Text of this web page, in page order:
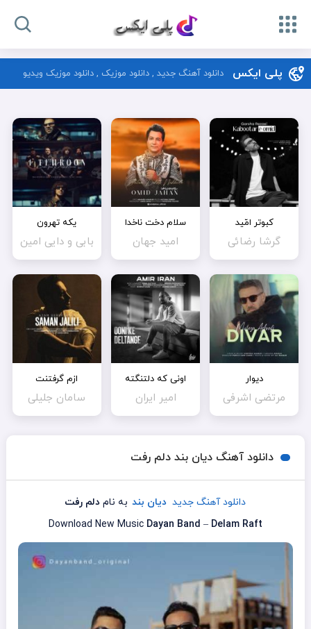
پلی ایکس دانلود آهنگ جدید , دانلود موزیک , دانلود موزیک ویدیو
کبوتر امّید
گرشا رضائی
سلام دخت ناخدا
امید جهان
یکه تهرون
بابی و دایی امین
دیوار
مرتضی اشرفی
اونی که دلتنگته
امیر ایران
ازم گرفتنت
سامان جلیلی
دانلود آهنگ دیان بند دلم رفت
دانلود آهنگ جدید دیان بند به نامدلم رفت
Download New Music Dayan Band – Delam Raft